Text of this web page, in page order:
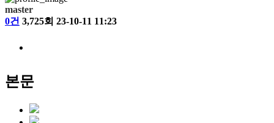
master
0건 3,725회 23-10-11 11:23
본문